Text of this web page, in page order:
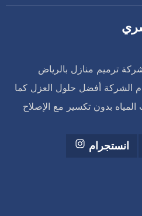
ترميم منازل بالرياض
الشركة أفضل حلول العزل كما
بدون تكسير مع الإصلاح
انستجرام